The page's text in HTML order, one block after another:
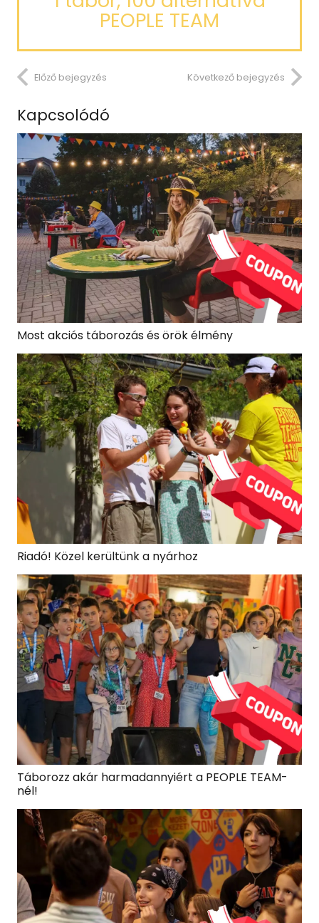
PEOPLE TEAM
Előző bejegyzés Következő bejegyzés
Kapcsolódó
Most akciós táborozás és örök élmény
Riadó! Közel kerültünk a nyárhoz
Táborozz akár harmadannyiért a PEOPLE TEAM-
nél!